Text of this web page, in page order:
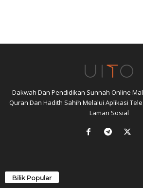
Dakwah Dan Pendidikan Sunnah Online
Quran Dan Hadith Sahih Melalui Aplikasi
Laman Sosial
Bilik Popular